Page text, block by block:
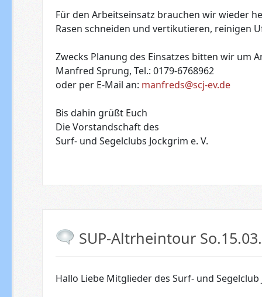
Für den Arbeitseinsatz brauchen wir wieder
Rasen schneiden und vertikutieren, reinigen
Zwecks Planung des Einsatzes bitten wir um
Manfred Sprung, Tel.: 0179-6768962
oder per E-Mail an: manfreds@scj-ev.de
Bis dahin grüßt Euch
Die Vorstandschaft des
Surf- und Segelclubs Jockgrim e. V.
SUP-Altrheintour
Hallo Liebe Mitglieder des Surf- und Segelclub